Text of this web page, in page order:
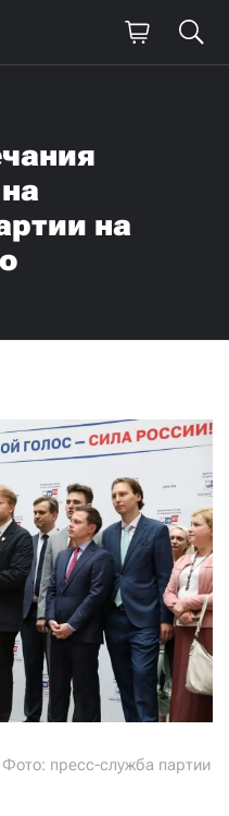
на
пресс-служба партии